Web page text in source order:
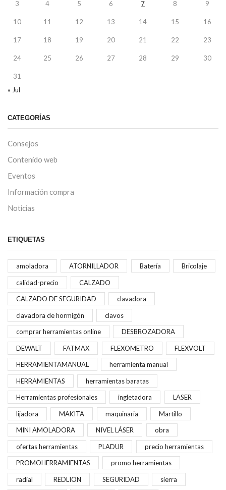
3 4 5 6 7 8 9
10 11 12 13 14 15 16
17 18 19 20 21 22 23
24 25 26 27 28 29 30
31
« Jul
CATEGORÍAS
Consejos
Contenido web
Eventos
Información compra
Noticias
ETIQUETAS
amoladora ATORNILLADOR Batería Bricolaje
calidad-precio CALZADO
CALZADO DE SEGURIDAD clavadora
clavadora de hormigón clavos
comprar herramientas online DESBROZADORA
DEWALT FATMAX FLEXOMETRO FLEXVOLT
HERRAMIENTAMANUAL herramienta manual
HERRAMIENTAS herramientas baratas
Herramientas profesionales ingletadora LASER
lijadora MAKITA maquinaria Martillo
MINI AMOLADORA NIVEL LÁSER obra
ofertas herramientas PLADUR precio herramientas
PROMOHERRAMIENTAS promo herramientas
radial REDLION SEGURIDAD sierra